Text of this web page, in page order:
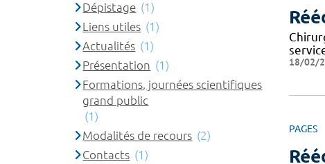
18/02/
PAGES
Dépistage (1)
Liens utiles (1)
Actualités (1)
Présentation (1)
Formations, journées scientifiques
grand public
(1)
Modalités de recours (2)
Contacts (1)